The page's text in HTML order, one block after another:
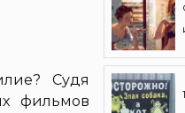
Судя
фильмов